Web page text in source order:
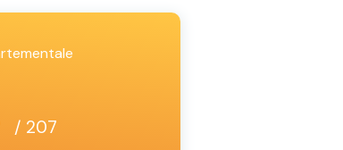
/ 207